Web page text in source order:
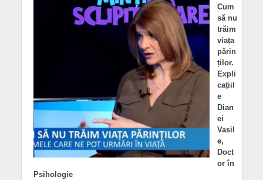
Cum
să nu
trăim
viața
părin
ților.
Expli
cațiil
e
Dian
ei
Vasil
e,
Doct
or în
Psihologie